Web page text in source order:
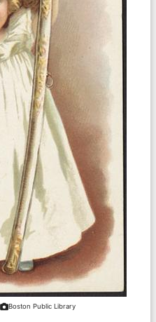
Boston Public Library